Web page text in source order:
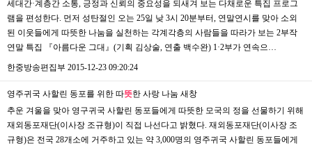
세대간·계층간 소통, 긍정과 신뢰의 중요성을 되새겨 보는 다채로운 특집 프로그
램을 편성한다. 먼저 성탄절인 오는 25일 낮 3시 20분부터, 연말연시를 맞아 소외
된 이웃들에게 따뜻한 나눔을 실천하는 각계각층의 사람들을 따라가 보는 2부작
연말 특집 『아름다운 그대』(기획 김상술, 연출 백수완) 1·2부가 연속으…
한중방송편집부 2015-12-23 09:20:24
영주귀국 사할린 동포를 위한 따뜻한 사랑 나눔 새창
추운 겨울을 맞아 영구귀국 사할린 동포들에게 따뜻한 모국의 정을 선물하기 위해
재외동포재단(이사장 조규형)이 직접 나선다고 밝혔다. 재외동포재단(이사장 조
규형)은 전국 28개소에 거주하고 있는 약 3,000명의 영주귀국 사할린 동포들에게